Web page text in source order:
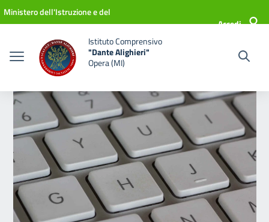
Vai ai contenuti
Vai al menu di navigazione
Vai al footer
Ministero dell'Istruzione e del
Accedi
Istituto Comprensivo
"Dante Alighieri"
Opera (MI)